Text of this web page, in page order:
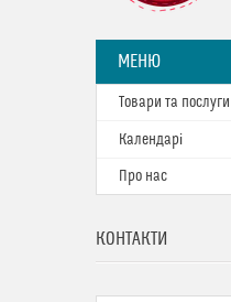
Товари та послуги
Календарі
Про нас
КОНТАКТИ